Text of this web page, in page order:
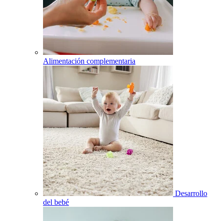
Alimentación complementaria
Desarrollo
del bebé